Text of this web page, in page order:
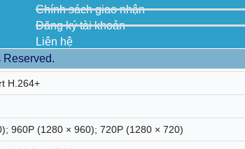
H.264H; MJPEG (Only supported by the sub stream)
H.264+
960P (1280 × 960); 720P (1280 × 720)
Chính sách giao nhận
Đăng ký tài khoản
Liên hệ